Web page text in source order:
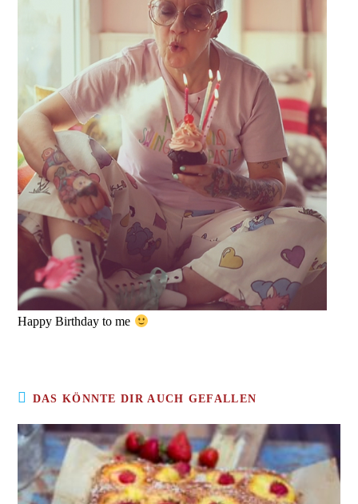
Happy Birthday to me
DAS KÖNNTE DIR AUCH GEFALLEN